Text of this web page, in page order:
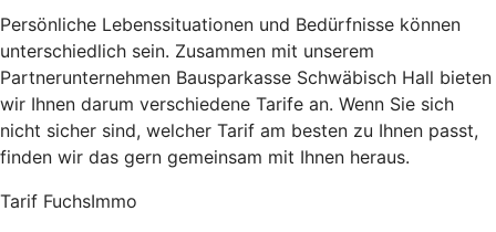
Persönliche Lebenssituationen und Bedürfnisse können
unterschiedlich sein. Zusammen mit unserem
Partnerunternehmen Bausparkasse Schwäbisch Hall bieten
wir Ihnen darum verschiedene Tarife an. Wenn Sie sich
nicht sicher sind, welcher Tarif am besten zu Ihnen passt,
finden wir das gern gemeinsam mit Ihnen heraus.
Tarif FuchsImmo